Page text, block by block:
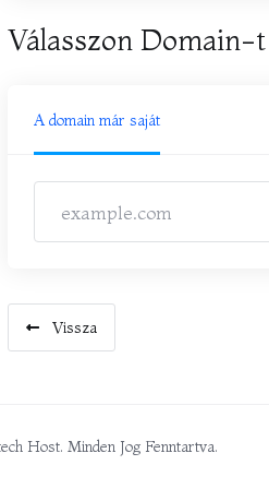
Válasszon Domain-t
A domain már saját
Vissza
Host. Minden Jog Fenntartva.